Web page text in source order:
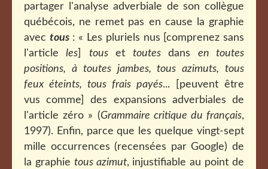
partager l'analyse adverbiale de son collègue
québécois, ne remet pas en cause la graphie
avec tous : « Les pluriels nus [comprenez sans
l'articleles touset toutesdans en toutes
positions, à toutes jambes, tous azimuts, tous
feux éteints, tous frais payés... [peuvent être
vus comme] des expansions adverbiales de
l'article zéro » (Grammaire critique du français,
1997). Enfin, parce que les quelque vingt-sept
mille occurrences (recensées par Google) de
la graphie tous azimut, injustifiable au point de